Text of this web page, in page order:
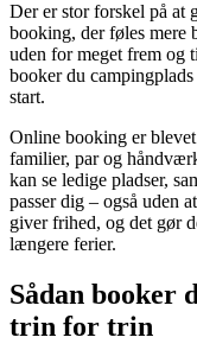
Der er stor forskel på at
booking, der føles mere
uden for meget frem og
booker du
start.
Online booking er
familier, par og
kan se ledige pladser,
passer dig – også uden
giver frihed, og det gør
længere ferier.
Sådan booker
trin for trin